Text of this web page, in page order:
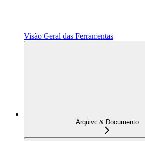
Visão Geral das Ferramentas
Arquivo & Documento